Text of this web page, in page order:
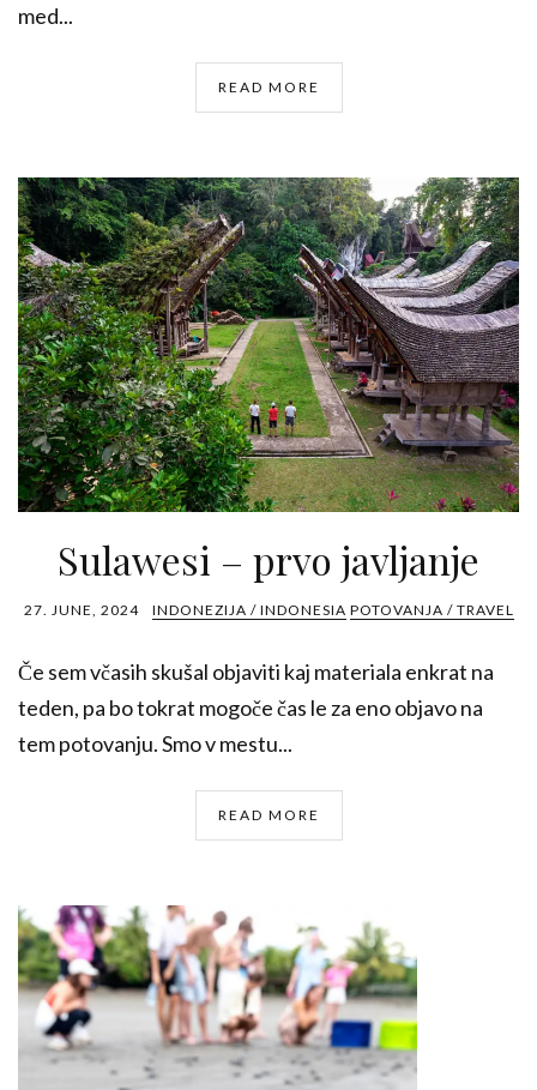
med...
READ MORE
Sulawesi – prvo javljanje
27. JUNE, 2024 INDONEZIJA / INDONESIA POTOVANJA / TRAVEL
Če sem včasih skušal objaviti kaj materiala enkrat na
teden, pa bo tokrat mogoče čas le za eno objavo na
tem potovanju. Smo v mestu...
READ MORE